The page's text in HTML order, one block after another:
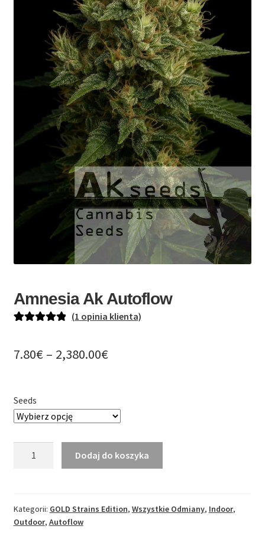
Fast Flowering
GOLD Strains Edition
PLATINUM Strains Edition
Kiełkowanie Nasion
Koszyk
Koszt Wysyłki
PL
EN
Amnesia Ak Autoflow
podstawie
(1 opinia klienta)
7.80€ – 2,380.00€Zakres
7.80€
do
2,380.00€
Seeds
Dodaj do koszyka
Kategorii: GOLD Strains Edition, Wszystkie Odmiany, Indoor,
Outdoor, Autoflow